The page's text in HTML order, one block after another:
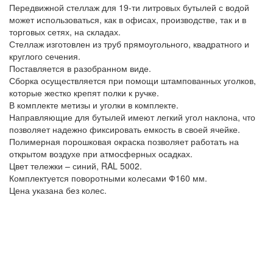
Передвижной стеллаж для 19-ти литровых бутылей с водой
может использоваться, как в офисах, производстве, так и в
торговых сетях, на складах.
Стеллаж изготовлен из труб прямоугольного, квадратного и
круглого сечения.
Поставляется в разобранном виде.
Сборка осуществляется при помощи штампованных уголков,
которые жестко крепят полки к ручке.
В комплекте метизы и уголки в комплекте.
Направляющие для бутылей имеют легкий угол наклона, что
позволяет надежно фиксировать емкость в своей ячейке.
Полимерная порошковая окраска позволяет работать на
открытом воздухе при атмосферных осадках.
Цвет тележки – синий, RAL 5002.
Комплектуется поворотными колесами Ф160 мм.
Цена указана без колес.